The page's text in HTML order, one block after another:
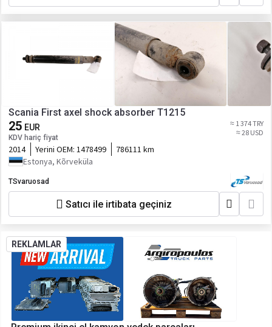
Scania First axel shock absorber T1215
25 EUR
KDV hariç fiyat
≈ 1 374 TRY
≈ 28 USD
2014 Yerini OEM: 1478499
786111 km
Estonya, Kõrveküla
TSvaruosad
Satıcı ile irtibata geçiniz
REKLAMLAR